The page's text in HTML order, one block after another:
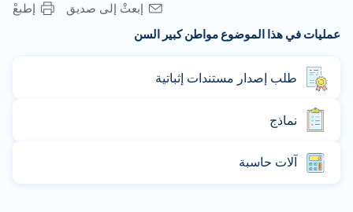
إطبعْ
إبعثْ إلى صديق
عمليات في هذا الموضوع مواطن كبير السن
طلب إصدار مستندات إثباتية
نماذج
آلات حاسبة